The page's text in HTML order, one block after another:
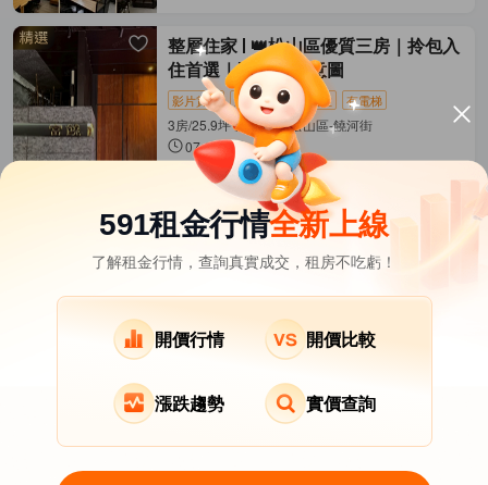
整層住家
👑松山區優質三房｜拎包入
住首選｜附上AI示意圖
影片賞屋 近捷運 拎包入住 有電梯
3房/25.9坪 揚昇君苑 松山區-饒河街
07-28發佈
63,000元/月 (有額外費用)
距松山 松山新店線 462公尺
其它租屋 熱門在租社區
北投區租屋
關於我們 意見反饋 APP下載
591租金行情全新上線
了解租金行情，查詢真實成交，租房不吃虧！
開價行情 開價比較
漲跌趨勢 實價查詢